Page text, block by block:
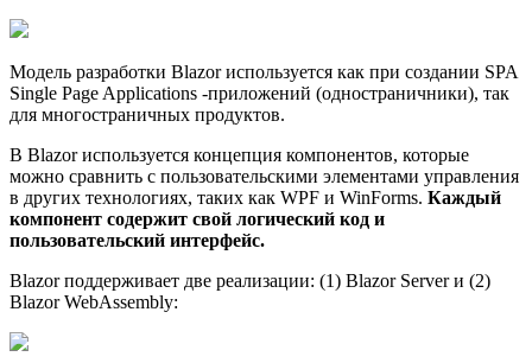
Модель разработки Blazor используется как при создании SPA
Single Page Applications -приложений (одностраничники), так
для многостраничных продуктов.
В Blazor используется концепция компонентов, которые
можно сравнить с пользовательскими элементами управления
в других технологиях, таких как WPF и WinForms. Каждый
компонент содержит свой логический код и
пользовательский интерфейс.
Blazor поддерживает две реализации: (1) Blazor Server и (2)
Blazor WebAssembly: